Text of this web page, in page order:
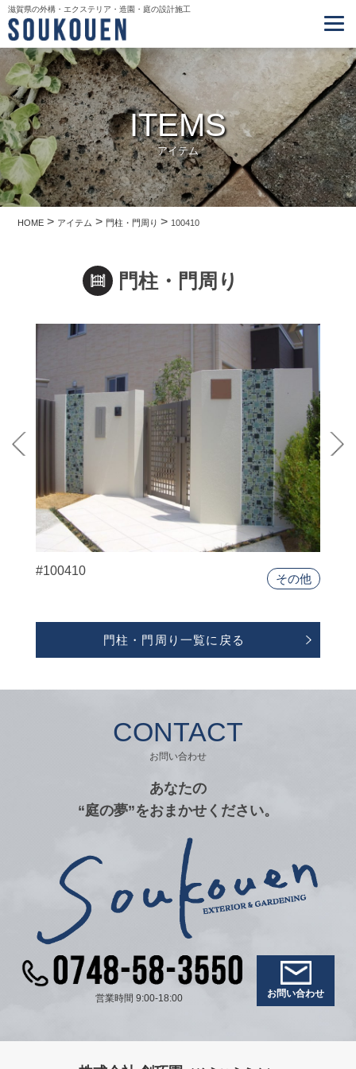
滋賀県の外構・エクステリア・造園・庭の設計施工
ITEMS
アイテム
HOME > アイテム > 門柱・門周り> 100410
門柱・門周り
#100410
その他
門柱・門周り一覧に戻る
CONTACT
お問い合わせ
あなたの
“庭の夢”をおまかせください。
営業時間 9:00-18:00 お問い合わせ